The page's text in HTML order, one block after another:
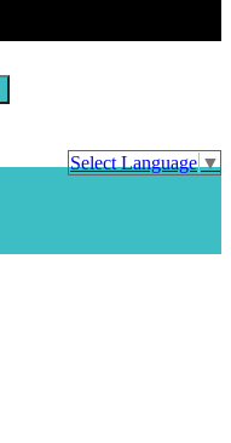
Select Language▼